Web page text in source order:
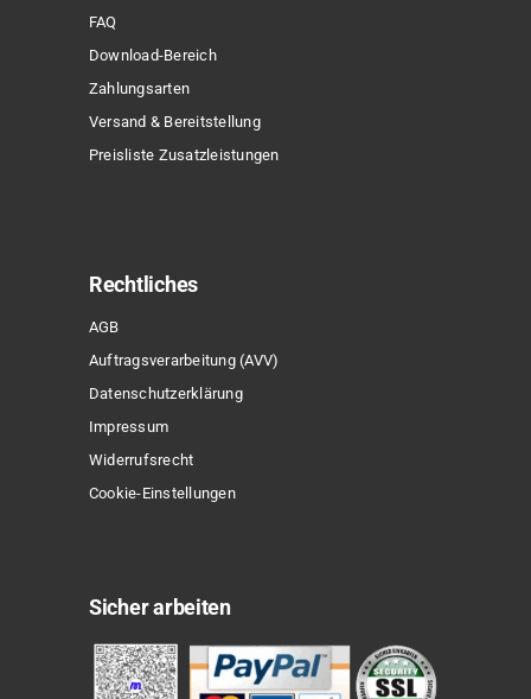
FAQ
Download-Bereich
Zahlungsarten
Versand & Bereitstellung
Preisliste Zusatzleistungen
Rechtliches
AGB
Auftragsverarbeitung (AVV)
Datenschutzerklärung
Impressum
Widerrufsrecht
Cookie-Einstellungen
Sicher arbeiten